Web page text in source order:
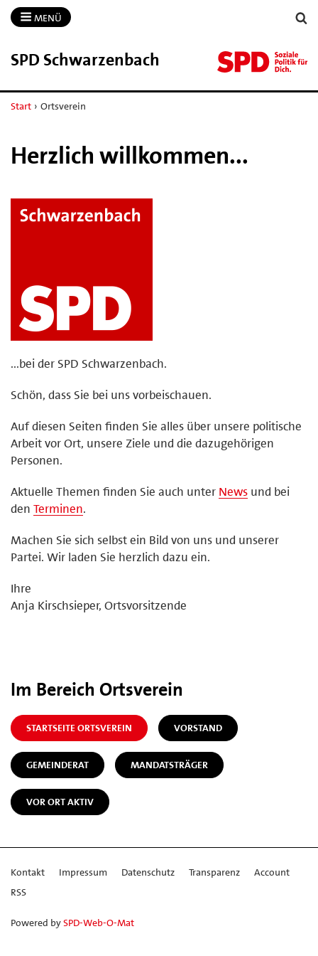
MENÜ
SPD Schwarzenbach
Start › Ortsverein
Herzlich willkommen...
...bei der SPD Schwarzenbach.
Schön, dass Sie bei uns vorbeischauen.
Auf diesen Seiten finden Sie alles über unsere politische
Arbeit vor Ort, unsere Ziele und die dazugehörigen
Personen.
Aktuelle Themen finden Sie auch unter News und bei
den Terminen.
Machen Sie sich selbst ein Bild von uns und unserer
Partei. Wir laden Sie herzlich dazu ein.
Ihre
Anja Kirschsieper, Ortsvorsitzende
Im Bereich Ortsverein
STARTSEITE ORTSVEREIN VORSTAND
GEMEINDERAT MANDATSTRÄGER
VOR ORT AKTIV
Kontakt Impressum Datenschutz Transparenz
Account
RSS
Powered bySPD-Web-O-Mat